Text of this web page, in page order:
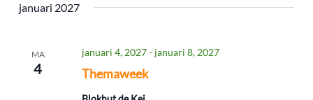
januari 2027
MA
4 Themaweek
januari 4, 2027- januari 8, 2027